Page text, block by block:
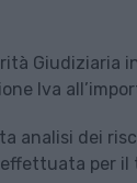
Giudiziaria
Iva
analisi dei
per